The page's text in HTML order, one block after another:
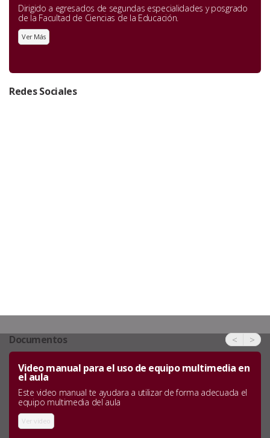
Dirigido a egresados de segundas especialidades y posgrado
de la Facultad de Ciencias de la Educación.
Ver Más
Redes Sociales
Documentos < >
Video manual para el uso de equipo multimedia en
el aula
Este video manual te ayudara a utilizar de forma adecuada el
equipo multimedia del aula
Ver video